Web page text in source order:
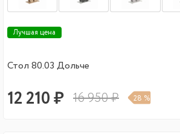
Лучшая цена
Стол 80.03 Дольче
12 210 ₽ 16 950 ₽ 28 %